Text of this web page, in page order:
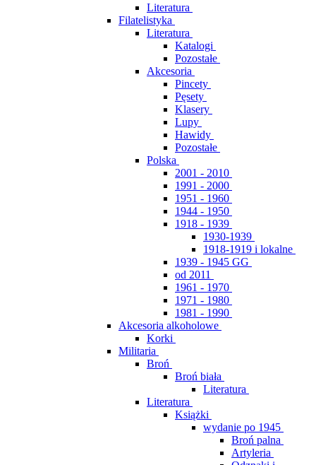
Literatura
Filatelistyka
Literatura
Katalogi
Pozostałe
Akcesoria
Pincety
Pęsety
Klasery
Lupy
Hawidy
Pozostałe
Polska
2001 - 2010
1991 - 2000
1951 - 1960
1944 - 1950
1918 - 1939
1930-1939
1918-1919 i lokalne
1939 - 1945 GG
od 2011
1961 - 1970
1971 - 1980
1981 - 1990
Akcesoria alkoholowe
Korki
Militaria
Broń
Broń biała
Literatura
Literatura
Książki
wydanie po 1945
Broń palna
Artyleria